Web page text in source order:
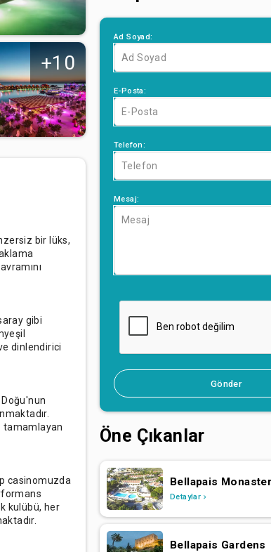
+10
bir lüks,
gibi
dinlendirici
tamamlayan
casinomuzda
kulübü, her
Ad Soyad:
E-Posta:
Telefon:
Mesaj:
Gönder
Öne Çıkanlar
Bellapais
Detaylar
Bellapais Gardens